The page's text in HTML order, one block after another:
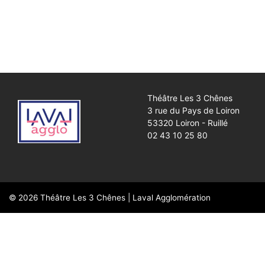
Théâtre Les 3 Chênes
3 rue du Pays de Loiron
53320 Loiron - Ruillé
02 43 10 25 80
© 2026 Théâtre Les 3 Chênes Laval Agglomération